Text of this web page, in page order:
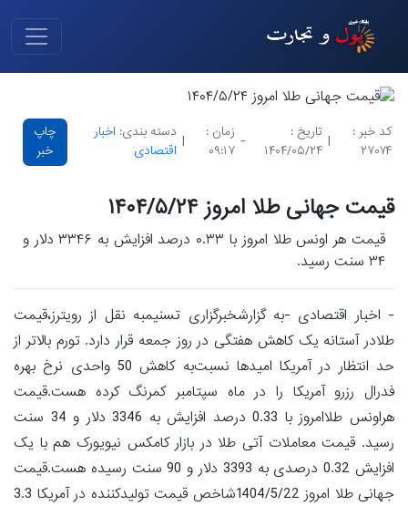
کد خبر :
۲۷۰۷۴
|
تاریخ :
۱۴۰۴/۰۵/۲۴
-
زمان :
۰۹:۱۷
|
دسته بندی: اخبار
اقتصادی
چاپ
خبر
قیمت جهانی طلا امروز ۱۴۰۴/۵/۲۴
قیمت هر اونس طلا امروز با ۰.۳۳ درصد افزایش به ۳۳۴۶ دلار و
۳۴ سنت رسید.
- اخبار اقتصادی -به گزارشخبرگزاری تسنیمبه نقل از رویترز،قیمت
طلادر آستانه یک کاهش هفتگی در روز جمعه قرار دارد. تورم بالاتر از
حد انتظار در آمریکا امیدها نسبت‌به کاهش 50 واحدی نرخ بهره
فدرال رزرو آمریکا را در ماه سپتامبر کمرنگ کرده هست.قیمت
هراونس طلاامروز با 0.33 درصد افزایش به 3346 دلار و 34 سنت
رسید. قیمت معاملات آتی طلا در بازار کامکس نیویورک هم با یک
افزایش 0.32 درصدی به 3393 دلار و 90 سنت رسیده هست.قیمت
جهانی طلا امروز 1404/5/22شاخص قیمت تولیدکننده در آمریکا 3.3